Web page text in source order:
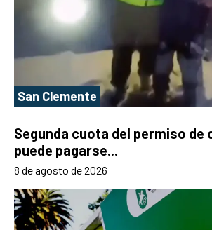
San Clemente
Segunda cuota del permiso de
puede pagarse...
8 de agosto de 2026